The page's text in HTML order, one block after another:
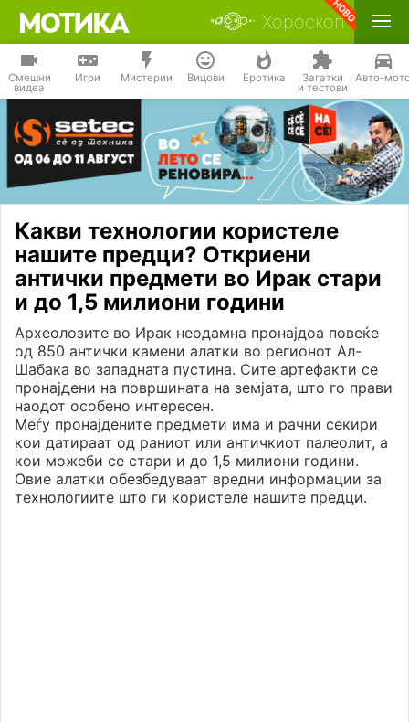
Хороскоп
Смешни
видеа
Игри Мистерии Вицови Еротика Загатки
и тестови
Авто-
Какви технологии користеле
нашите предци? Откриени
антички предмети во Ирак стари
и до 1,5 милиони години
Археолозите во Ирак неодамна пронајдоа повеќе
од 850 антички камени алатки во регионот Ал-
Шабака во западната пустина. Сите артефакти се
пронајдени на површината на земјата, што го прави
наодот особено интересен.
Меѓу пронајдените предмети има и рачни секири
кои датираат од раниот или античкиот палеолит, а
кои можеби се стари и до 1,5 милиони години.
Овие алатки обезбедуваат вредни информации за
технологиите што ги користеле нашите предци.